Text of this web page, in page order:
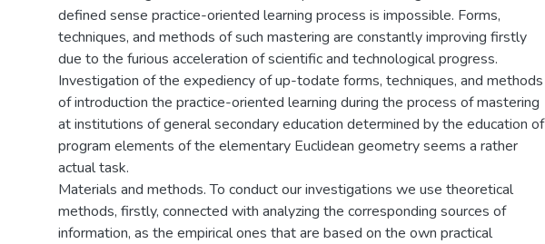
defined sense practice-oriented learning process is impossible. Forms,
techniques, and methods of such mastering are constantly improving firstly
due to the furious acceleration of scientific and technological progress.
Investigation of the expediency of up-todate forms, techniques, and methods
of introduction the practice-oriented learning during the process of mastering
at institutions of general secondary education determined by the education of
program elements of the elementary Euclidean geometry seems a rather
actual task.
Materials and methods. To conduct our investigations we use theoretical
methods, firstly, connected with analyzing the corresponding sources of
information, as the empirical ones that are based on the own practical